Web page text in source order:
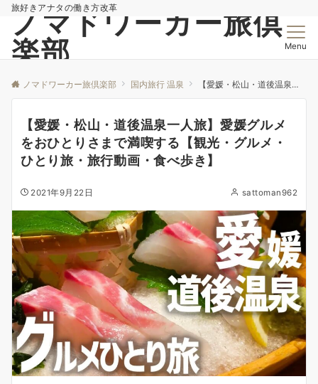
旅好きアナタの働き方改革
ノマドワーカー旅倶
楽部
Menu
ノマドワーカー旅倶楽部 国内旅行 温泉 【愛媛・松山・道後温泉一人旅】愛媛グルメをおひとりさまで満喫する【観光・グルメ・ひとり旅・旅行動画・食べ歩き】
【愛媛・松山・道後温泉一人旅】愛媛グルメ
をおひとりさまで満喫する【観光・グルメ・
ひとり旅・旅行動画・食べ歩き】
2021年9月22日 sattoman962